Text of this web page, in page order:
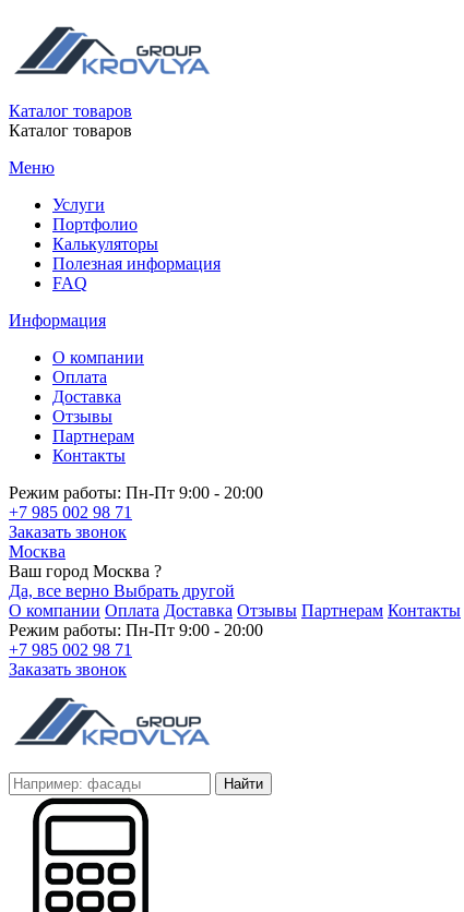
Каталог товаров
Каталог товаров
Меню
Услуги
Портфолио
Калькуляторы
Полезная информация
FAQ
Информация
О компании
Оплата
Доставка
Отзывы
Партнерам
Контакты
Режим работы: Пн-Пт 9:00 - 20:00
+7 985 002 98 71
Заказать звонок
Москва
Ваш город Москва ?
Да, все верно Выбрать другой
О компании Оплата Доставка Отзывы Партнерам Контакты
Режим работы: Пн-Пт 9:00 - 20:00
+7 985 002 98 71
Заказать звонок
Найти